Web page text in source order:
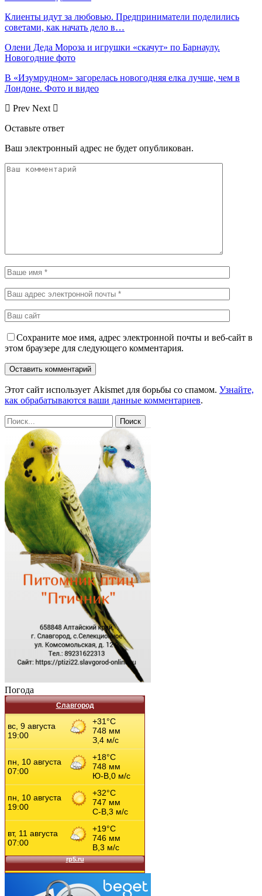
Клиенты идут за любовью. Предприниматели поделились
советами, как начать дело в…
Олени Деда Мороза и игрушки «скачут» по Барнаулу.
Новогодние фото
В «Изумрудном» загорелась новогодняя елка лучше, чем в
Лондоне. Фото и видео
Prev Next
Оставьте ответ
Ваш электронный адрес не будет опубликован.
Сохраните мое имя, адрес электронной почты и веб-сайт в
этом браузере для следующего комментария.
Этот сайт использует Akismet для борьбы со спамом. Узнайте,
как обрабатываются ваши данные комментариев.
Погода
Славгород